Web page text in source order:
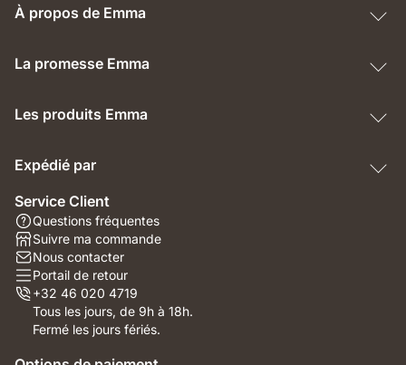
À propos de Emma
La promesse Emma
Les produits Emma
Expédié par
Service Client
Questions fréquentes
Suivre ma commande
Nous contacter
Portail de retour
+32 46 020 4719
Tous les jours, de 9h à 18h.
Fermé les jours fériés.